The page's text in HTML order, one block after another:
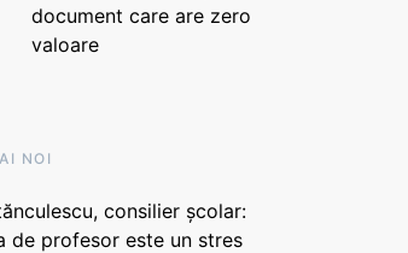
document care are zero
valoare
NOI
consilier școlar:
de profesor este un stres